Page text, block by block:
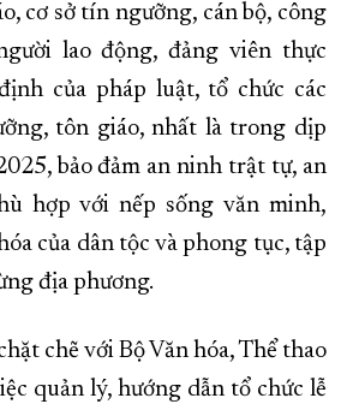
cơ sở tín ngưỡng, cán bộ, công
lao động, đảng viên thực
của pháp luật, tổ chức các
tôn giáo, nhất là trong dịp
bảo đảm an ninh trật tự, an
hợp với nếp sống văn minh,
của dân tộc và phong tục, tập
địa phương.
chẽ với Bộ Văn hóa, Thể thao
quản lý, hướng dẫn tổ chức lễ